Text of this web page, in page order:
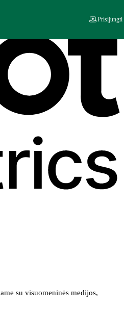
su visuomeninės medijos,
Prisijungti